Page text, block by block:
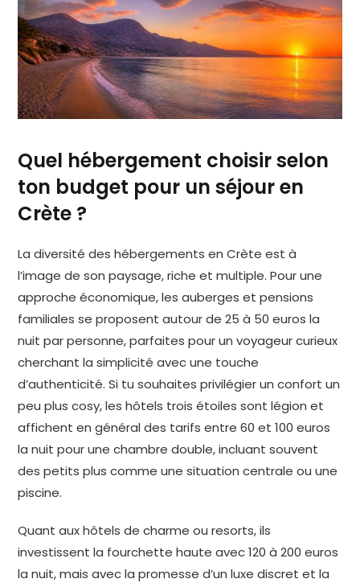
Quel hébergement choisir selon
ton budget pour un séjour en
Crète ?
La diversité des hébergements en Crète est à
l’image de son paysage, riche et multiple. Pour une
approche économique, les auberges et pensions
familiales se proposent autour de 25 à 50 euros la
nuit par personne, parfaites pour un voyageur curieux
cherchant la simplicité avec une touche
d’authenticité. Si tu souhaites privilégier un confort un
peu plus cosy, les hôtels trois étoiles sont légion et
affichent en général des tarifs entre 60 et 100 euros
la nuit pour une chambre double, incluant souvent
des petits plus comme une situation centrale ou une
piscine.
Quant aux hôtels de charme ou resorts, ils
investissent la fourchette haute avec 120 à 200 euros
la nuit, mais avec la promesse d’un luxe discret et la